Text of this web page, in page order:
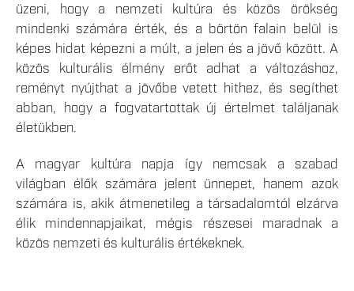
üzeni, hogy a nemzeti kultúra és közös örökség
mindenki számára érték, és a börtön falain belül is
képes hidat képezni a múlt, a jelen és a jövő között. A
közös kulturális élmény erőt adhat a változáshoz,
reményt nyújthat a jövőbe vetett hithez, és segíthet
abban, hogy a fogvatartottak új értelmet találjanak
életükben.
A magyar kultúra napja így nemcsak a szabad
világban élők számára jelent ünnepet, hanem azok
számára is, akik átmenetileg a társadalomtól elzárva
élik mindennapjaikat, mégis részesei maradnak a
közös nemzeti és kulturális értékeknek.